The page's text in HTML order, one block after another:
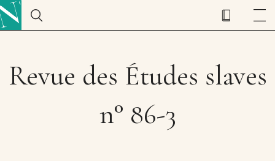
Revue des Études slaves
n° 86-3